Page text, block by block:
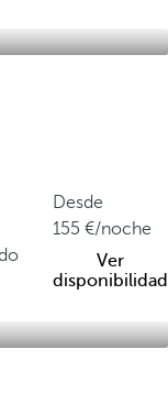
Desde
155
/noche
Ver
disponibilidad